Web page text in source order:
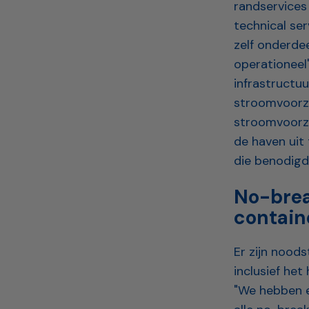
technical
zelf
de haven
die
No-
Er zijn
inclusief het
"We